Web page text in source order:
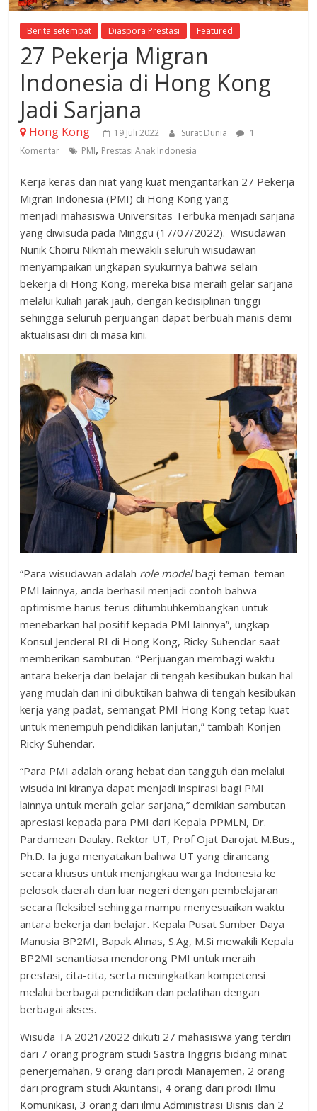
Berita setempat Diaspora Prestasi Featured
27 Pekerja Migran
Indonesia di Hong Kong
Jadi Sarjana
Hong Kong 19 Juli 2022 Surat Dunia
1
Komentar
PMI, Prestasi Anak Indonesia
Kerja keras dan niat yang kuat mengantarkan 27 Pekerja
Migran Indonesia (PMI) di Hong Kong yang
menjadi mahasiswa Universitas Terbuka menjadi sarjana
yang diwisuda pada Minggu (17/07/2022). Wisudawan
Nunik Choiru Nikmah mewakili seluruh wisudawan
menyampaikan ungkapan syukurnya bahwa selain
bekerja di Hong Kong, mereka bisa meraih gelar sarjana
melalui kuliah jarak jauh, dengan kedisiplinan tinggi
sehingga seluruh perjuangan dapat berbuah manis demi
aktualisasi diri di masa kini.
“Para wisudawan adalah role modelbagi teman-teman
PMI lainnya, anda berhasil menjadi contoh bahwa
optimisme harus terus ditumbuhkembangkan untuk
menebarkan hal positif kepada PMI lainnya”, ungkap
Konsul Jenderal RI di Hong Kong, Ricky Suhendar saat
memberikan sambutan. “Perjuangan membagi waktu
antara bekerja dan belajar di tengah kesibukan bukan hal
yang mudah dan ini dibuktikan bahwa di tengah kesibukan
kerja yang padat, semangat PMI Hong Kong tetap kuat
untuk menempuh pendidikan lanjutan,” tambah Konjen
Ricky Suhendar.
“Para PMI adalah orang hebat dan tangguh dan melalui
wisuda ini kiranya dapat menjadi inspirasi bagi PMI
lainnya untuk meraih gelar sarjana,” demikian sambutan
apresiasi kepada para PMI dari Kepala PPMLN, Dr.
Pardamean Daulay. Rektor UT, Prof Ojat Darojat M.Bus.,
Ph.D. Ia juga menyatakan bahwa UT yang dirancang
secara khusus untuk menjangkau warga Indonesia ke
pelosok daerah dan luar negeri dengan pembelajaran
secara fleksibel sehingga mampu menyesuaikan waktu
antara bekerja dan belajar. Kepala Pusat Sumber Daya
Manusia BP2MI, Bapak Ahnas, S.Ag, M.Si mewakili Kepala
BP2MI senantiasa mendorong PMI untuk meraih
prestasi, cita-cita, serta meningkatkan kompetensi
melalui berbagai pendidikan dan pelatihan dengan
berbagai akses.
Wisuda TA 2021/2022 diikuti 27 mahasiswa yang terdiri
dari 7 orang program studi Sastra Inggris bidang minat
penerjemahan, 9 orang dari prodi Manajemen, 2 orang
dari program studi Akuntansi, 4 orang dari prodi Ilmu
Komunikasi, 3 orang dari ilmu Administrasi Bisnis dan 2